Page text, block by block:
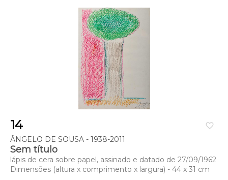
favorite_border
14
ÂNGELO DE SOUSA - 1938-2011
Sem título
lápis de cera sobre papel, assinado e datado de 27/09/1962
Dimensões (altura x comprimento x largura) - 44 x 31 cm